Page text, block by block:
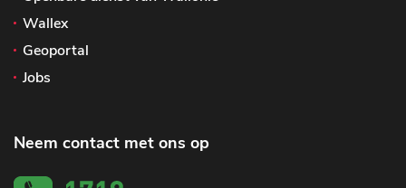
Wallex
Geoportal
Jobs
Neem contact met ons op